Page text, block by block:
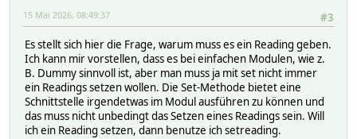
#3
15 Mai 2026, 08:49:37
Es stellt sich hier die Frage, warum muss es ein Reading geben.
Ich kann mir vorstellen, dass es bei einfachen Modulen, wie z.
B. Dummy sinnvoll ist, aber man muss ja mit set nicht immer
ein Readings setzen wollen. Die Set-Methode bietet eine
Schnittstelle irgendetwas im Modul ausführen zu können und
das muss nicht unbedingt das Setzen eines Readings sein. Will
ich ein Reading setzen, dann benutze ich setreading.